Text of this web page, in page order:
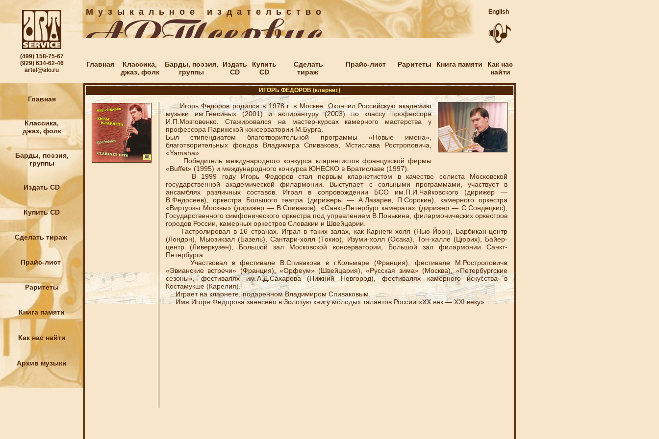
(499) 158-75-67
(929) 634-62-46
artel@alo.ru
М у з ы к а л ь н о е и з д а т е л ь с т в о English
Главная
Классика,
джаз, фолк
Барды, поэзия,
группы
Издать
CD
Купить
CD
Сделать
тираж
Прайс-лист Раритеты Книга памяти
Как нас
найти
Главная
Классика,
джаз, фолк
Барды, поэзия,
группы
Издать CD
Купить CD
Сделать тираж
Прайс-лист
Раритеты
Книга памяти
Как нас найти
Архив музыки
ИГОРЬ ФЕДОРОВ (кларнет)
Игорь Федоров родился в 1978 г. в Москве. Окончил Российскую академию
музыки им.Гнесиных (2001) и аспирантуру (2003) по классу профессора
И.П.Мозговенко. Стажировался на мастер-курсах камерного мастерства у
профессора Парижской консерватории М.Бурга.
Был стипендиатом благотворительной программы «Новые имена»,
благотворительных фондов Владимира Спивакова, Мстислава Ростроповича,
«Yamaha».
Победитель международного конкурса кларнетистов французской фирмы
«Buffet» (1995) и международного конкурса ЮНЕСКО в Братиславе (1997).
В 1999 году Игорь Федоров стал первым кларнетистом в качестве солиста Московской
государственной академической филармонии. Выступает с сольными программами, участвует в
ансамблях различных составов. Играл в сопровождении БСО им.П.И.Чайковского (дирижер —
В.Федосеев), оркестра Большого театра (дирижеры — А.Лазарев, П.Сорокин), камерного оркестра
«Виртуозы Москвы» (дирижер — В.Спиваков), «Санкт-Петербург камерата» (дирижер — С.Сондецкис),
Государственного симфонического оркестра под управлением В.Понькина, филармонических оркестров
городов России, камерных оркестров Словакии и Швейцарии.
Гастролировал в 16 странах. Играл в таких залах, как Карнеги-холл (Нью-Йорк), Барбикан-центр
(Лондон), Мьюзикзал (Базель), Сантари-холл (Токио), Изуми-холл (Осака), Тон-халле (Цюрих), Байер-
центр (Ливеркузен), Большой зал Московской консерватории, Большой зал филармонии Санкт-
Петербурга.
Участвовал в фестивале В.Спивакова в г.Кольмаре (Франция), фестивале М.Ростроповича
«Эвианские встречи» (Франция), «Орфеум» (Швейцария), «Русская зима» (Москва), «Петербургские
сезоны», фестивалях им.А.Д.Сахарова (Нижний Новгород), фестивалях камерного искусства в
Костамукше (Карелия).
Играет на кларнете, подаренном Владимиром Спиваковым.
Имя Игоря Федорова занесено в Золотую книгу молодых талантов России «ХХ век — ХХI веку».